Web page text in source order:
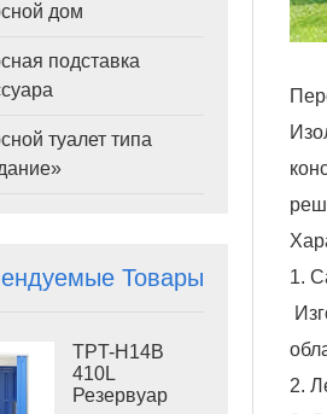
дом
подставка
туалет типа
Товары
TPT-H14B
410L
Резервуар
1.
2.